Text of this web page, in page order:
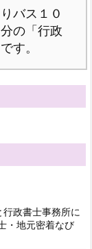
バス１０
の「行政
す。
政書士事務所に
・地元密着なび